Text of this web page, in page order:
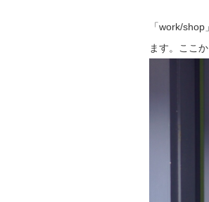
「work/
ます。ここ